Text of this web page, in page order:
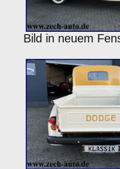
Bild in neuem